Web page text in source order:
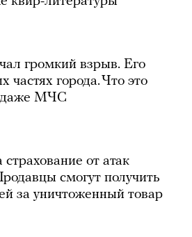
громкий взрыв. Его
города. Что это
даже МЧС
от атак
смогут получить
за уничтоженный товар